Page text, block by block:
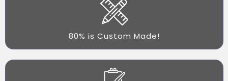
80% is Custom Made!